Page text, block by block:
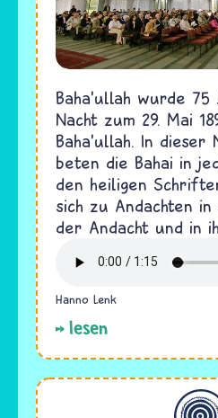
Baha’ullah wurde
Nacht zum 29. Mai
Baha’ullah. In dieser
beten die Bahai in
den heiligen
sich zu Andachten in
der Andacht und in
Hanno Lenk
lesen
Allgemein